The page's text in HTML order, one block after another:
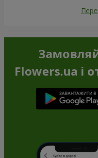
Flowers.ua і